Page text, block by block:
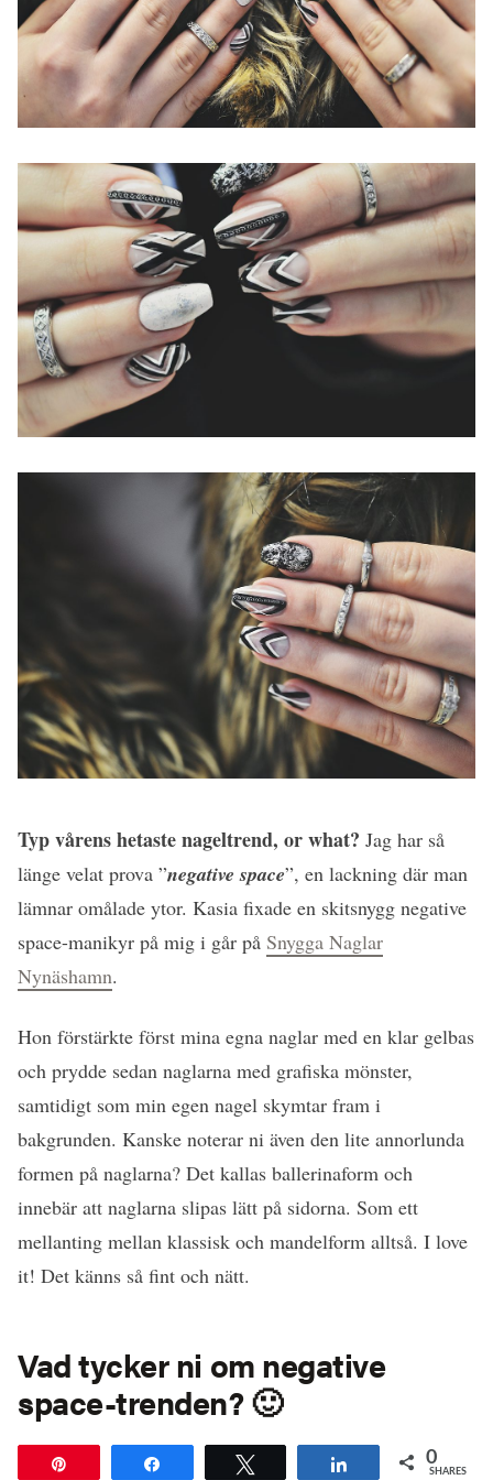
Typ vårens hetaste nageltrend, or what? Jag har så
länge velat prova ”negative space”, en lackning där man
lämnar omålade ytor. Kasia fixade en skitsnygg negative
space-manikyr på mig i går på Snygga Naglar
Nynäshamn.
Hon förstärkte först mina egna naglar med en klar gelbas
och prydde sedan naglarna med grafiska mönster,
samtidigt som min egen nagel skymtar fram i
bakgrunden. Kanske noterar ni även den lite annorlunda
formen på naglarna? Det kallas ballerinaform och
innebär att naglarna slipas lätt på sidorna. Som ett
mellanting mellan klassisk och mandelform alltså. I love
it! Det känns så fint och nätt.
Vad tycker ni om negative
space-trenden? 🙂
Share 0
SHARES